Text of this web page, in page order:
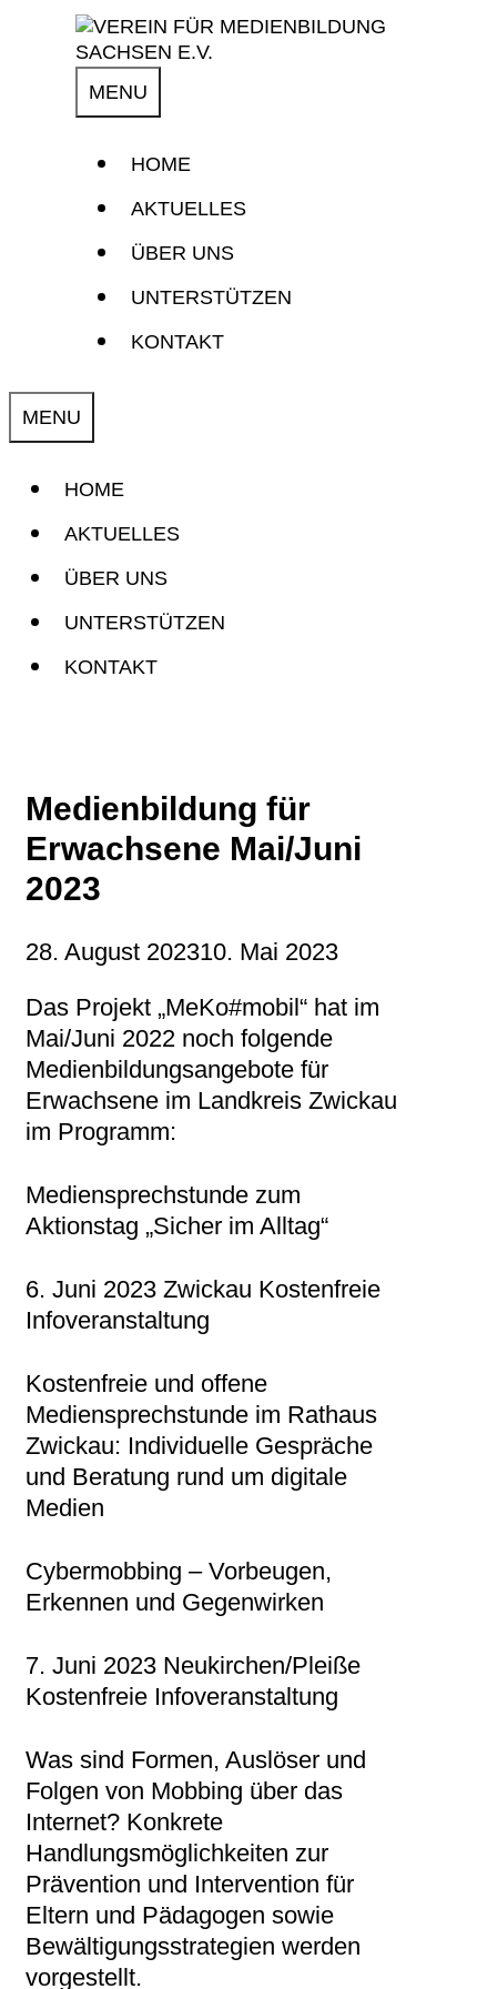
MENU
HOME
AKTUELLES
ÜBER UNS
UNTERSTÜTZEN
KONTAKT
MENU
HOME
AKTUELLES
ÜBER UNS
UNTERSTÜTZEN
KONTAKT
Medienbildung für
Erwachsene Mai/Juni
2023
28. August 202310. Mai 2023
Das Projekt „MeKo#mobil“ hat im
Mai/Juni 2022 noch folgende
Medienbildungsangebote für
Erwachsene im Landkreis Zwickau
im Programm:
Mediensprechstunde zum
Aktionstag „Sicher im Alltag“
6. Juni 2023 Zwickau Kostenfreie
Infoveranstaltung
Kostenfreie und offene
Mediensprechstunde im Rathaus
Zwickau: Individuelle Gespräche
und Beratung rund um digitale
Medien
Cybermobbing – Vorbeugen,
Erkennen und Gegenwirken
7. Juni 2023 Neukirchen/Pleiße
Kostenfreie Infoveranstaltung
Was sind Formen, Auslöser und
Folgen von Mobbing über das
Internet? Konkrete
Handlungsmöglichkeiten zur
Prävention und Intervention für
Eltern und Pädagogen sowie
Bewältigungsstrategien werden
vorgestellt.